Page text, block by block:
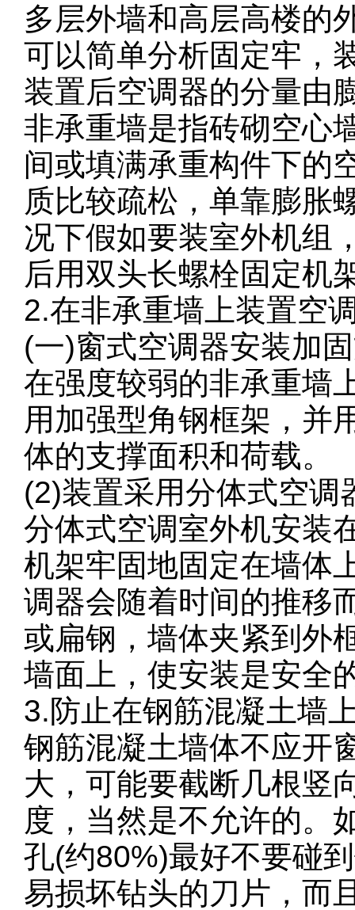
多层外墙和高层高楼的
可以简单分析固定牢，
装置后空调器的分量由
非承重墙是指砖砌空心
间或填满承重构件下的
质比较疏松，单靠膨胀
况下假如要装室外机组
后用双头长螺栓固定机
2.在非承重墙上装置空
(一)窗式空调器安装加
在强度较弱的非承重墙
用加强型角钢框架，并
体的支撑面积和荷载。
(2)装置采用分体式空调
分体式空调室外机安装
机架牢固地固定在墙体
调器会随着时间的推移
或扁钢，墙体夹紧到外
墙面上，使安装是安全
3.防止在钢筋混凝土墙
钢筋混凝土墙体不应开
大，可能要截断几根竖
度，当然是不允许的。
孔(约80%)最好不要碰
易损坏钻头的刀片，而